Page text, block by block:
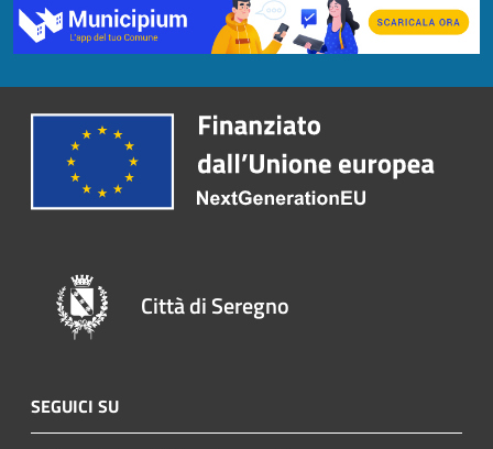
Città di Seregno
SEGUICI SU